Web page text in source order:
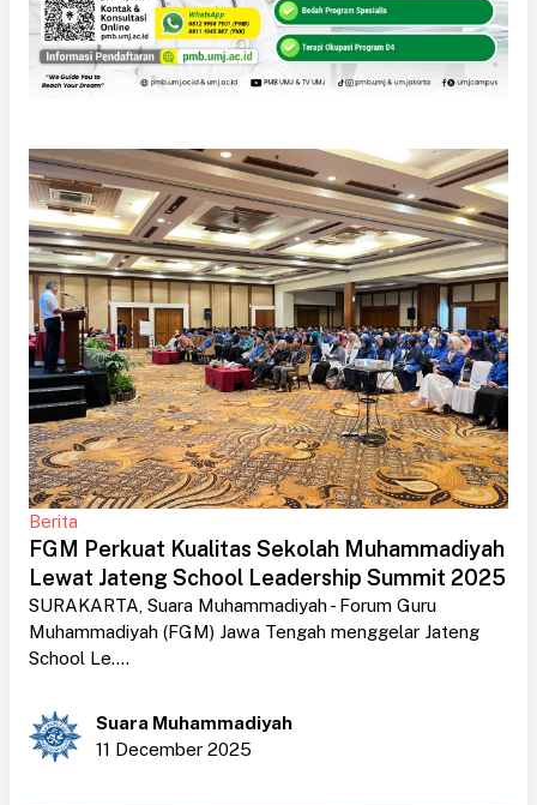
Berita
FGM Perkuat Kualitas Sekolah Muhammadiyah
Lewat Jateng School Leadership Summit 2025
SURAKARTA, Suara Muhammadiyah - Forum Guru
Muhammadiyah (FGM) Jawa Tengah menggelar Jateng
School Le....
Suara Muhammadiyah
11 December 2025